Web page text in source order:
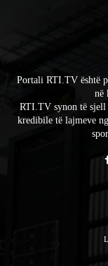
Portali RTI.TV është
në
RTI.TV synon të sjell
kredibile të lajmeve